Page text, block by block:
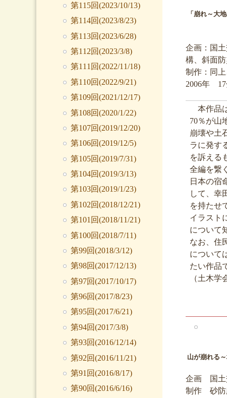
第115回(2023/10/13)
第114回(2023/8/23)
第113回(2023/6/28)
第112回(2023/3/8)
第111回(2022/11/18)
第110回(2022/9/21)
第109回(2021/12/17)
第108回(2020/1/22)
第107回(2019/12/20)
第106回(2019/12/5)
第105回(2019/7/31)
第104回(2019/3/13)
第103回(2019/1/23)
第102回(2018/12/21)
第101回(2018/11/21)
第100回(2018/7/11)
第99回(2018/3/12)
第98回(2017/12/13)
第97回(2017/10/17)
第96回(2017/8/23)
第95回(2017/6/21)
第94回(2017/3/8)
第93回(2016/12/14)
第92回(2016/11/21)
第91回(2016/8/17)
第90回(2016/6/16)
「崩れ～大
企画：国
構、斜面
制作：同
2006年 17
本作品
70％が山
崩壊や土
ラに発す
を訴える
全編を繋
日本の宿
して、幸
を持たせ
イラスト
について
なお、住
について
たい作品
（土木学
山が崩れる
企画 国土
制作 砂防